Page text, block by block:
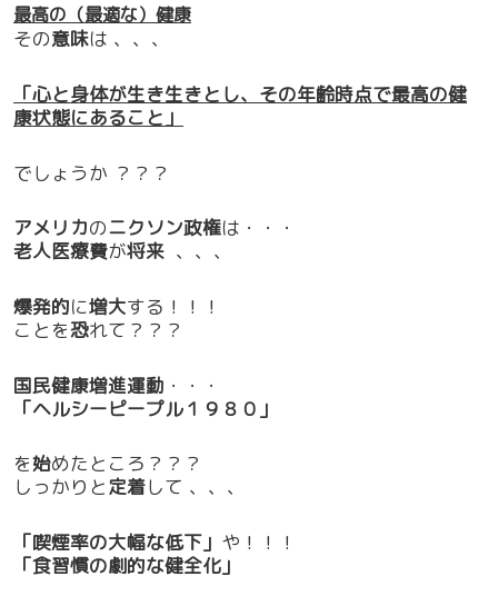
最高の（最適な）健康
その意味は 、、、
「心と身体が生き生きとし、その年齢時点で最高の健
康状態にあること」
でしょうか ？？？
アメリカのニクソン政権は・・・
老人医療費が将来、、、
爆発的に増大する！！！
ことを恐れて？？？
国民健康増進運動 ・・・
「ヘルシーピープル１９８０」
を始めたところ？？？
しっかりと定着して 、、、
「喫煙率の大幅な低下」 や！！！
「食習慣の劇的な健全化」